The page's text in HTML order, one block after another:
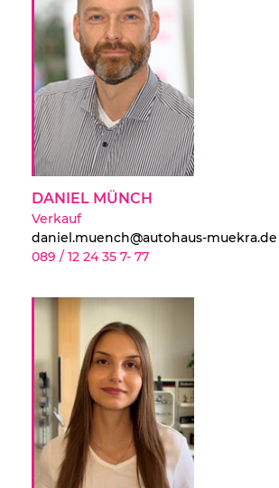
DANIEL MÜNCH
Verkauf
daniel.muench@autohaus-muekra.de
089 / 12 24 35 7- 77